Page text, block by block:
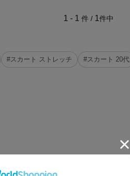
1 - 1 件 / 1件中
#スカート ストレッチ #スカート 20代